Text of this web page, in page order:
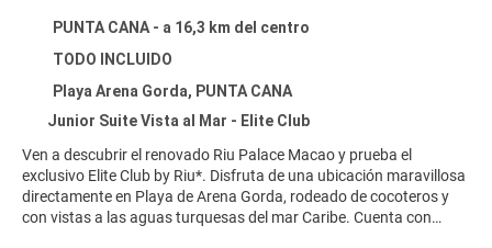
PUNTA CANA - a 16,3 km del centro
TODO INCLUIDO
Playa Arena Gorda, PUNTA CANA
Junior Suite Vista al Mar - Elite Club
Ven a descubrir el renovado Riu Palace Macao y prueba el
exclusivo Elite Club by Riu*. Disfruta de una ubicación maravillosa
directamente en Playa de Arena Gorda, rodeado de cocoteros y
con vistas a las aguas turquesas del mar Caribe. Cuenta con